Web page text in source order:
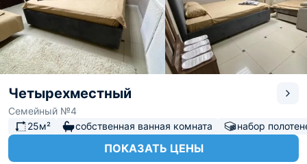
Четырехместный
Семейный №4
25м²
собственная ванная комната набор
ПОКАЗАТЬ ЦЕНЫ